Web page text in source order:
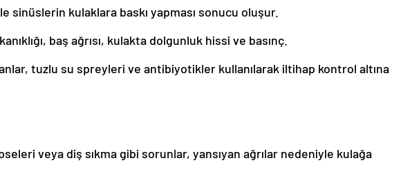
sinüslerin kulaklara baskı yapması sonucu oluşur.
baş ağrısı, kulakta dolgunluk hissi ve basınç.
tuzlu su spreyleri ve antibiyotikler kullanılarak iltihap kontrol altına
veya diş sıkma gibi sorunlar, yansıyan ağrılar nedeniyle kulağa